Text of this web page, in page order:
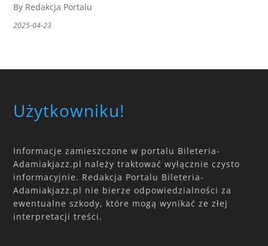
By Redakcja Portalu
2025-04-23
Użytkowniku!
Informacje zamieszczone w portalu Bileteria-
Adamiakjazz.pl należy traktować wyłącznie czysto
informacyjnie. Redakcja Portalu Bileteria-
Adamiakjazz.pl nie bierze odpowiedzialności za
ewentualne szkody, które mogą wynikać ze złej
interpretacji treści.